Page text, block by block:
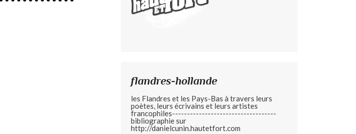
flandres-hollande
les Flandres et les Pays-Bas à travers leurs
poètes, leurs écrivains et leurs artistes
francophiles-----------------------------------
bibliographie sur
http://danielcunin.hautetfort.com